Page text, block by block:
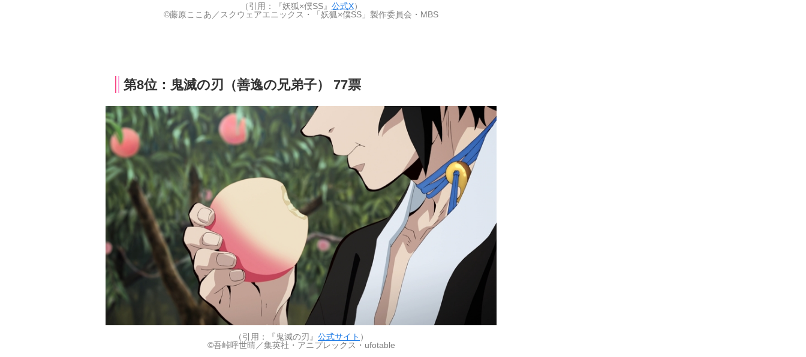
（引用：『妖狐×僕SS』 公式X）
©藤原ここあ／スクウェアエニックス・「妖狐×僕SS」製作委員会・MBS
第8位：鬼滅の刃（善逸の兄弟子） 77票
（引用：『鬼滅の刃』 公式サイト ）
©吾峠呼世晴／集英社・アニプレックス・ufotable